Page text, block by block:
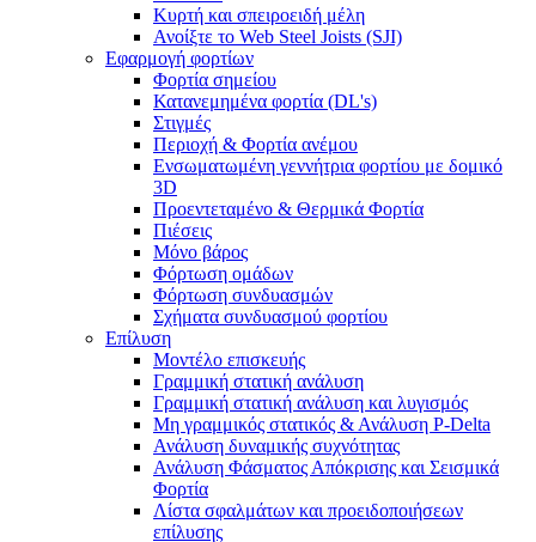
Κυρτή και σπειροειδή μέλη
Ανοίξτε το Web Steel Joists (SJI)
Εφαρμογή φορτίων
Φορτία σημείου
Κατανεμημένα φορτία (DL's)
Στιγμές
Περιοχή & Φορτία ανέμου
Ενσωματωμένη γεννήτρια φορτίου με δομικό
3D
Προεντεταμένο & Θερμικά Φορτία
Πιέσεις
Μόνο βάρος
Φόρτωση ομάδων
Φόρτωση συνδυασμών
Σχήματα συνδυασμού φορτίου
Επίλυση
Μοντέλο επισκευής
Γραμμική στατική ανάλυση
Γραμμική στατική ανάλυση και λυγισμός
Μη γραμμικός στατικός & Ανάλυση P-Delta
Ανάλυση δυναμικής συχνότητας
Ανάλυση Φάσματος Απόκρισης και Σεισμικά
Φορτία
Λίστα σφαλμάτων και προειδοποιήσεων
επίλυσης